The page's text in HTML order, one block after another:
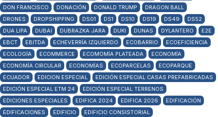
DON FRANCISCO
DONACIÓN DONALD TRUMP
DRAGON BALL
DRONES
DROPSHIPPING DS01 DS1 DS10 DS19 DS49
DS52
DUA LIPA
DUBAI DUBRAZKA JARA DUKI DUNAS DYLANTERO
E2E
EBCT
EBITDA ECHEVERRÍA IZQUIERDO ECOBARRIO
ECOEFICIENCIA
ECOLOGÍA
ECOMMERCE ECOMOMÍA PLATEADA
ECONOMÍA
ECONOMÍA CIRCULAR
ECONOMÍAS ECOPARCELAS
ECOPARQUE
ECUADOR
EDICION ESPECIAL
EDICIÓN ESPECIAL CASAS PREFABRICADAS
EDICIÓN ESPECIAL ETM 24
EDICIÓN ESPECIAL TERRENOS
EDICIONES ESPECIALES
EDIFICA 2024 EDIFICA 2026
EDIFICACIÓN
EDIFICACIONES
EDIFICIO
EDIFICIO CONSISTORIAL